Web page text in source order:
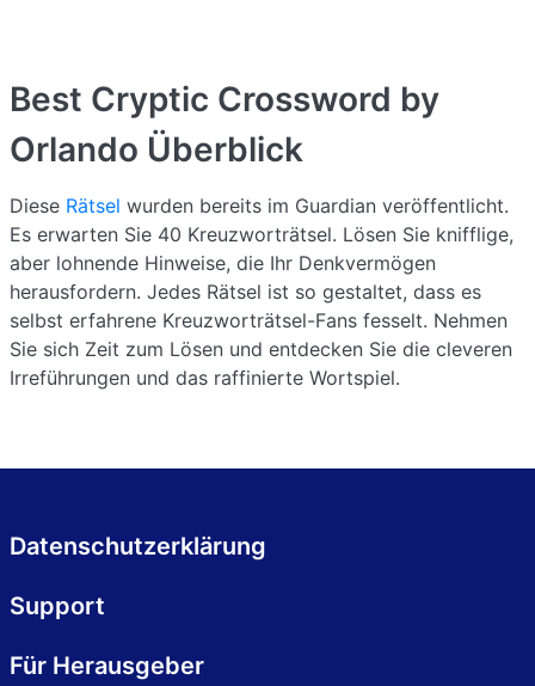
Best Cryptic Crossword by
Orlando Überblick
Diese Rätsel wurden bereits im Guardian veröffentlicht.
Es erwarten Sie 40 Kreuzworträtsel. Lösen Sie knifflige,
aber lohnende Hinweise, die Ihr Denkvermögen
herausfordern. Jedes Rätsel ist so gestaltet, dass es
selbst erfahrene Kreuzworträtsel-Fans fesselt. Nehmen
Sie sich Zeit zum Lösen und entdecken Sie die cleveren
Irreführungen und das raffinierte Wortspiel.
Datenschutzerklärung
Support
Für Herausgeber